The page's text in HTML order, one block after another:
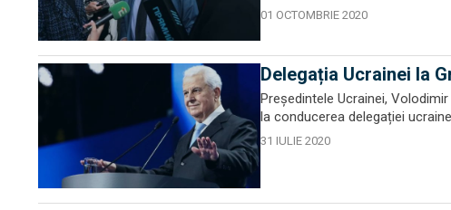
01 OCTOMBRIE 2020
Delegația Ucrainei la
Președintele Ucrainei,
la conducerea delegației
31 IULIE 2020